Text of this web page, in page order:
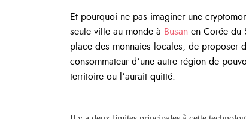
Et pourquoi ne pas imaginer une
seule ville au monde à Busan en Corée du
place des monnaies locales, de proposer
consommateur d’une autre région de
territoire ou l’aurait quitté.